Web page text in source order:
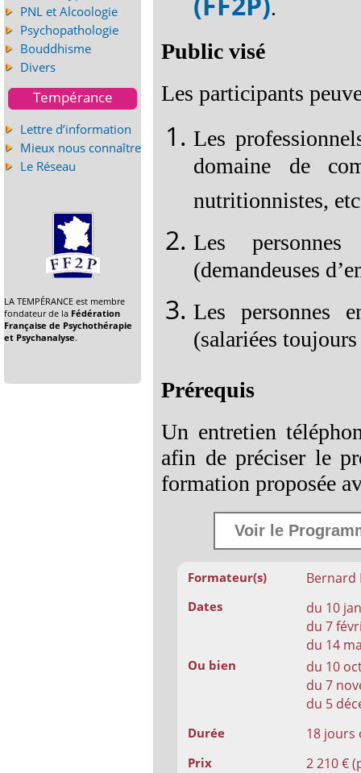
.
Public visé
Les participants
Les
domaine de
nutritionnistes,
Les personnes
(demandeuses
Les personnes
(salariées
Prérequis
Un entretien
afin de préciser le
formation proposée
Voir le
Formateur(s) Bernard
Dates
du 10
du 7
du 14
Ou bien
du 10
du 7
du 5
Durée 18 jours
Prix 2 210 €
PNL et Alcoologie
Psychopathologie
Bouddhisme
Divers
Tempérance
Lettre d’information
Mieux nous connaître
Le Réseau
LA TEMPÉRANCE est membre
fondateur de la Fédération
Française de Psychothérapie
et Psychanalyse.